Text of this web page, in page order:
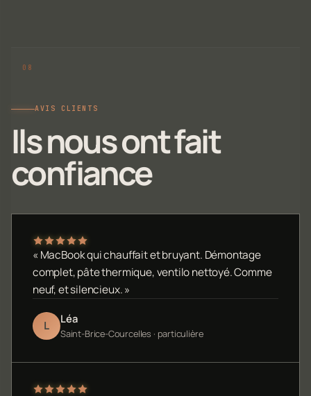
AVIS CLIENTS
Ils nous ont fait
confiance
« MacBook qui chauffait et bruyant. Démontage
complet, pâte thermique, ventilo nettoyé. Comme
neuf, et silencieux. »
L Léa
Saint-Brice-Courcelles · particulière